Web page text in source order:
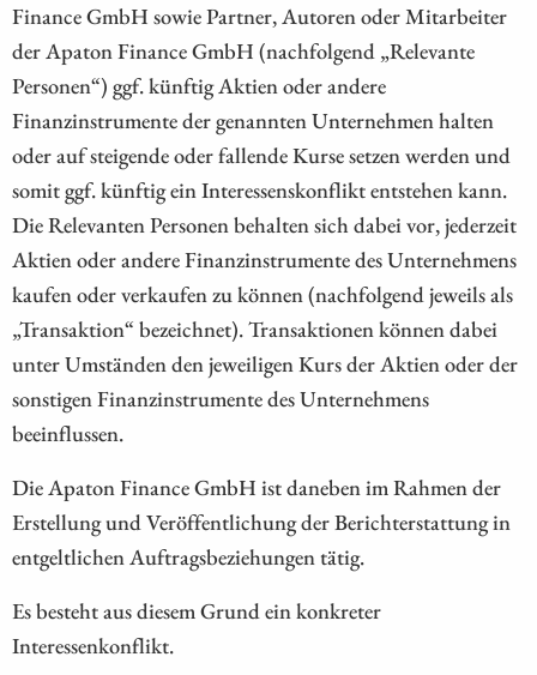
Finance GmbH sowie Partner, Autoren oder Mitarbeiter
der Apaton Finance GmbH (nachfolgend „Relevante
Personen“) ggf. künftig Aktien oder andere
Finanzinstrumente der genannten Unternehmen halten
oder auf steigende oder fallende Kurse setzen werden und
somit ggf. künftig ein Interessenskonflikt entstehen kann.
Die Relevanten Personen behalten sich dabei vor, jederzeit
Aktien oder andere Finanzinstrumente des Unternehmens
kaufen oder verkaufen zu können (nachfolgend jeweils als
„Transaktion“ bezeichnet). Transaktionen können dabei
unter Umständen den jeweiligen Kurs der Aktien oder der
sonstigen Finanzinstrumente des Unternehmens
beeinflussen.
Die Apaton Finance GmbH ist daneben im Rahmen der
Erstellung und Veröffentlichung der Berichterstattung in
entgeltlichen Auftragsbeziehungen tätig.
Es besteht aus diesem Grund ein konkreter
Interessenkonflikt.